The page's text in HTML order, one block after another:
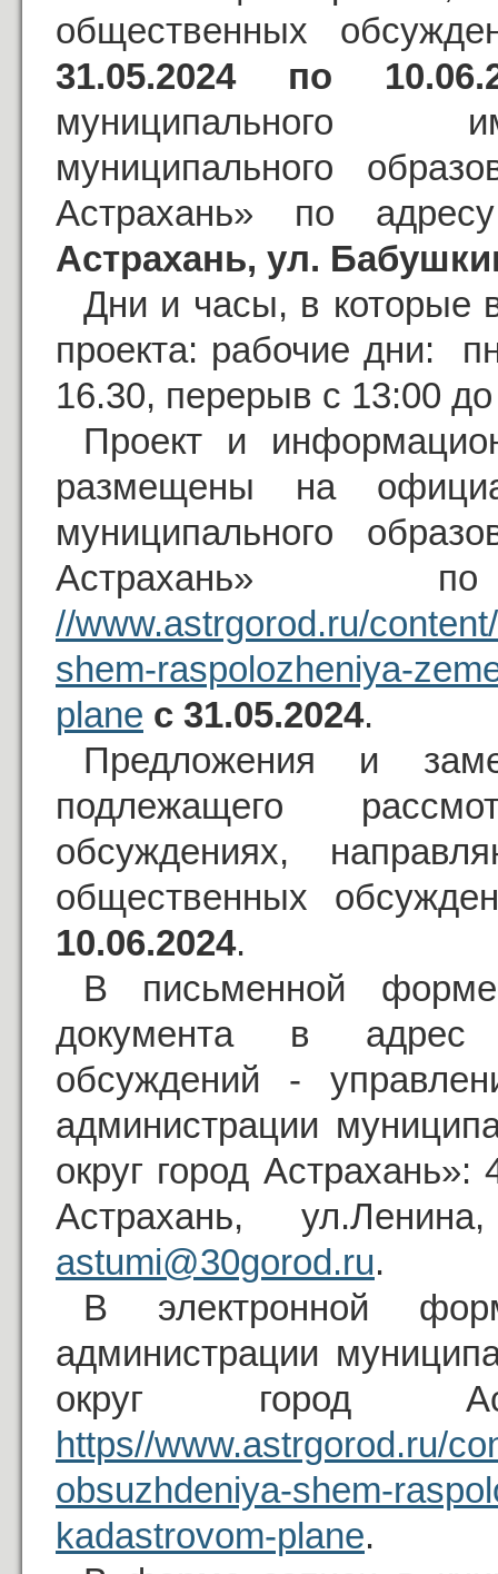
общественных
31.05.2024 по
муниципального
муниципального
Астрахань» по
Астрахань, ул.
Дни и часы, в которые
проекта: рабочие дни:
16.30, перерыв с 13:00
Проект и
размещены на
муниципального
//www.astrgorod.ru/
shem-raspolozheniya-
plane с 31.05.2024.
Предложения и
подлежащего
обсуждениях,
общественных
10.06.2024.
В письменной
документа в адрес
обсуждений -
администрации
округ город Астрахань»:
Астрахань,
astumi@30gorod.ru.
В электронной
администрации
округ город
https//www.astrgorod.ru/
obsuzhdeniya-shem-
kadastrovom-plane.